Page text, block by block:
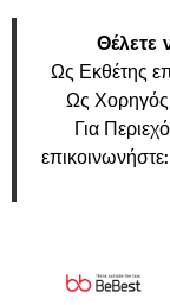
Θέλετε
Ως Εκθέτης
Ως Χορηγός
Για
επικοινωνήστε: